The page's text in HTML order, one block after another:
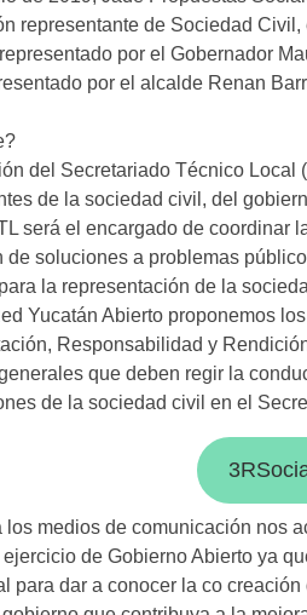
representante de Sociedad
por el Gobernador
por el alcalde Renan
del Secretariado Técnico Local
de la sociedad civil, del
será el encargado de coordinar
de soluciones a problemas
la representación de la
Yucatán Abierto proponemos
Responsabilidad y
que deben regir la
de la sociedad civil en el
los medios de comunicación nos
de Gobierno Abierto ya
para dar a conocer la co